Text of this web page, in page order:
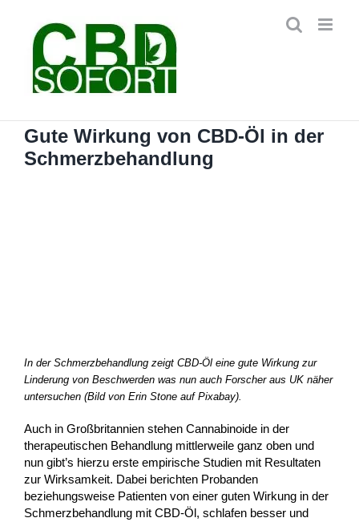
springen
Gute Wirkung von CBD-Öl in der
Schmerzbehandlung
In der Schmerzbehandlung zeigt CBD-Öl eine gute Wirkung zur
Linderung von Beschwerden was nun auch Forscher aus UK näher
untersuchen (Bild von Erin Stone auf Pixabay).
Auch in Großbritannien stehen Cannabinoide in der
therapeutischen Behandlung mittlerweile ganz oben und
nun gibt’s hierzu erste empirische Studien mit Resultaten
zur Wirksamkeit. Dabei berichten Probanden
beziehungsweise Patienten von einer guten Wirkung in der
Schmerzbehandlung mit CBD-Öl, schlafen besser und